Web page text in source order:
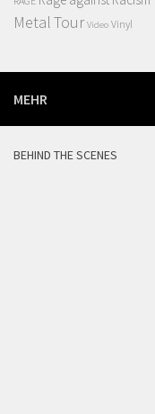
MetalTour Video Vinyl
MEHR
BEHIND THE SCENES